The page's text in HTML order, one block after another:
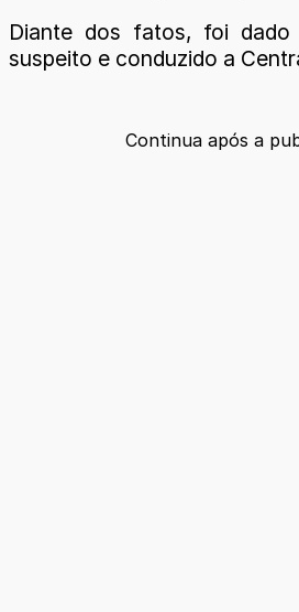
Diante dos fatos, foi
suspeito e conduzido a
Continua após a